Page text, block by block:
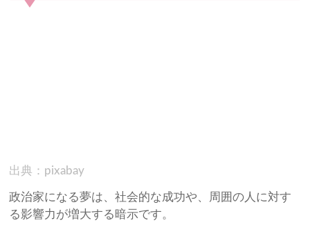
出典：pixabay
政治家になる夢は、社会的な成功や、周囲の人に対す
る影響力が増大する暗示です。